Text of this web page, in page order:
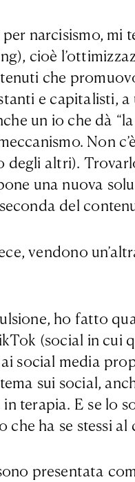
narcisismo, mi
cioè
che
e capitalisti, a
un io che dà
Non
degli altri).
una nuova
del
vendono
ho fatto
(social in cui
social media
sui social,
terapia. E se lo
ha se stessi al
presentata